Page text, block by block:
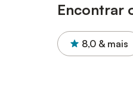
Encontrar
8,0 & mais